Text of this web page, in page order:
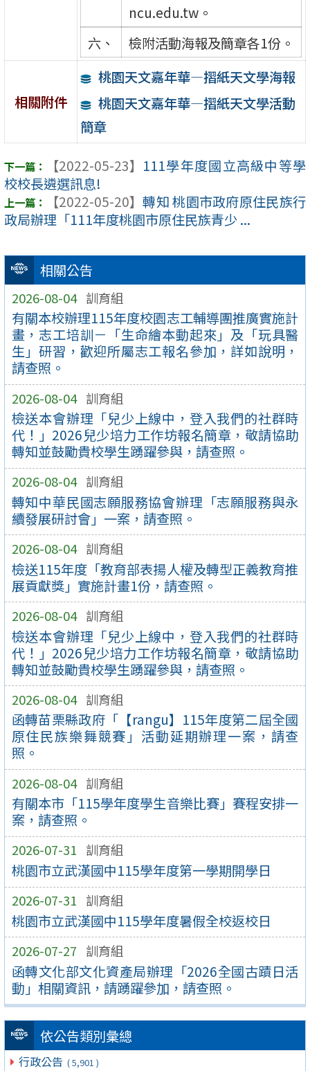
相關公告
2026-08-04 訓育組
有關本校辦理115年度校園志工輔導團推廣實施計
畫，志工培訓－「生命繪本動起來」及「玩具醫
生」研習，歡迎所屬志工報名參加，詳如說明，
請查照。
2026-08-04 訓育組
檢送本會辦理「兒少上線中，登入我們的社群時
代！」2026兒少培力工作坊報名簡章，敬請協助
轉知並鼓勵貴校學生踴躍參與，請查照。
2026-08-04 訓育組
轉知中華民國志願服務協會辦理「志願服務與永
續發展研討會」一案，請查照。
2026-08-04 訓育組
檢送115年度「教育部表揚人權及轉型正義教育推
展貢獻獎」實施計畫1份，請查照。
2026-08-04 訓育組
檢送本會辦理「兒少上線中，登入我們的社群時
代！」2026兒少培力工作坊報名簡章，敬請協助
轉知並鼓勵貴校學生踴躍參與，請查照。
2026-08-04 訓育組
函轉苗栗縣政府「【rangu】115年度第二屆全國
原住民族樂舞競賽」活動延期辦理一案，請查
照。
2026-08-04 訓育組
有關本市「115學年度學生音樂比賽」賽程安排一
案，請查照。
2026-07-31 訓育組
桃園市立武漢國中115學年度第一學期開學日
2026-07-31 訓育組
桃園市立武漢國中115學年度暑假全校返校日
2026-07-27 訓育組
函轉文化部文化資產局辦理「2026全國古蹟日活
動」相關資訊，請踴躍參加，請查照。
依公告類別彙總
行政公告 ( 5,901 )
ncu.edu.tw。
六、
檢附活動海報及簡章各1份。
相關附件
桃園天文嘉年華—摺紙天文學海報
桃園天文嘉年華—摺紙天文學活動
簡章
【2022-05-23】 111學年度國立高級中等學
校校長遴選訊息!
【2022-05-20】 轉知 桃園市政府原住民族行
政局辦理「111年度桃園市原住民族青少 ...